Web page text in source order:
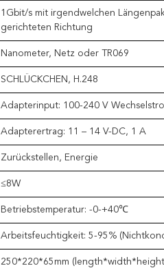
1Gbit/s mit irgendwelchen
gerichteten Richtung
Nanometer, Netz oder TR069
SCHLÜCKCHEN, H.248
Adapterinput: 100-240 V
Adapterertrag: 11 – 14 V-DC, 1 A
Zurückstellen, Energie
≤8W
Betriebstemperatur: -0-+40℃
Arbeitsfeuchtigkeit: 5-95%
250*220*65mm